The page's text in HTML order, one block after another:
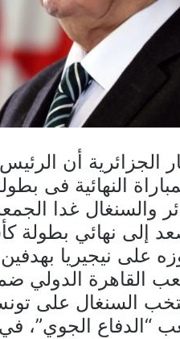
الجزائرية أن
النهائية فى
والسنغال غدا
إلى نهائي بطولة
على نيجيريا
القاهرة الدولي
السنغال على
“الدفاع الجوي”،